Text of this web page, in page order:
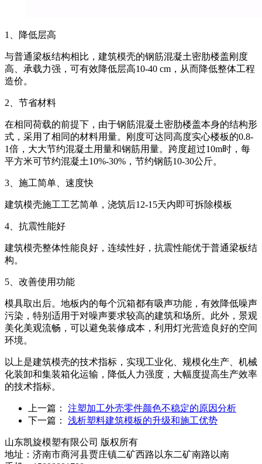
1、降低层高
与普通梁板结构相比，建筑模壳的钢筋混凝土密肋楼盖刚度
高、承载力强，可有效降低层高10-40 cm，从而降低整体工程
造价。
2、节省材料
在相同荷载的前提下，由于钢筋混凝土密肋楼盖本身的结构形
式，采用了相同的材料用量。刚度可达同高度实心楼板的0.8-
1倍，大大节约混凝土用量和钢筋用量。跨度超过10m时，每
平方米可节约混凝土10%-30%，节约钢筋10-30公斤。
3、施工简单、速度快
建筑模壳施工工艺简单，浇筑后12-15天内即可拆除模板
4、抗震性能好
建筑模壳整体性能良好，连续性好，抗震性能优于普通梁板结
构。
5、改善使用功能
模具取出后。地板内的每个沉箱都有吸声功能，有效降低噪声
污染，特别适用于对噪声要求较高的建筑和场所。此外，景观
美化美观流畅，可以避免装修成本，利用灯光营造良好的空间
环境。
以上是建筑模壳的技术指标，实现工业化、规模化生产、机械
化装卸和集装箱化运输，降低人力强度，大幅度提高生产效率
的技术指标。
上一篇：
注塑加工外壳零件颜色不稳定的原因分析
下一篇：
浅析塑料建筑模板的升级和施工优势
山东凯旋模塑有限公司 版权所有
地址：济南市商河县贾庄镇二矿西路以东二矿南路以南